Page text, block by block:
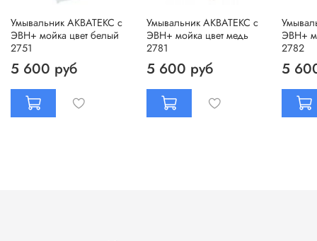
Умывальник АКВАТЕКС с
ЭВН+ мойка цвет белый
2751
5 600 руб
Умывальник АКВАТЕКС с
ЭВН+ мойка цвет медь
2781
5 600 руб
ЭВН+
2782
5